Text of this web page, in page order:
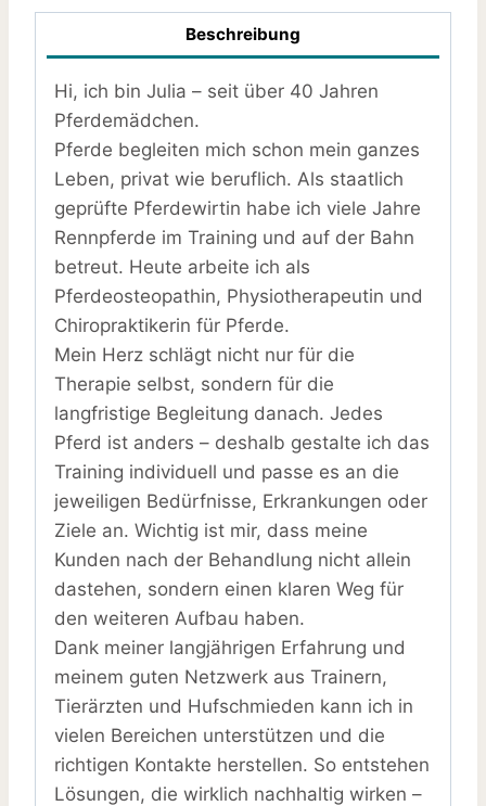
Beschreibung
Hi, ich bin Julia – seit über 40 Jahren
Pferdemädchen.
Pferde begleiten mich schon mein ganzes
Leben, privat wie beruflich. Als staatlich
geprüfte Pferdewirtin habe ich viele Jahre
Rennpferde im Training und auf der Bahn
betreut. Heute arbeite ich als
Pferdeosteopathin, Physiotherapeutin und
Chiropraktikerin für Pferde.
Mein Herz schlägt nicht nur für die
Therapie selbst, sondern für die
langfristige Begleitung danach. Jedes
Pferd ist anders – deshalb gestalte ich das
Training individuell und passe es an die
jeweiligen Bedürfnisse, Erkrankungen oder
Ziele an. Wichtig ist mir, dass meine
Kunden nach der Behandlung nicht allein
dastehen, sondern einen klaren Weg für
den weiteren Aufbau haben.
Dank meiner langjährigen Erfahrung und
meinem guten Netzwerk aus Trainern,
Tierärzten und Hufschmieden kann ich in
vielen Bereichen unterstützen und die
richtigen Kontakte herstellen. So entstehen
Lösungen, die wirklich nachhaltig wirken –